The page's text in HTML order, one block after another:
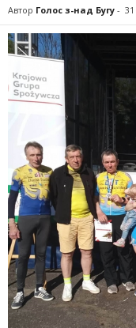
Автор Голос з-над Бугу -